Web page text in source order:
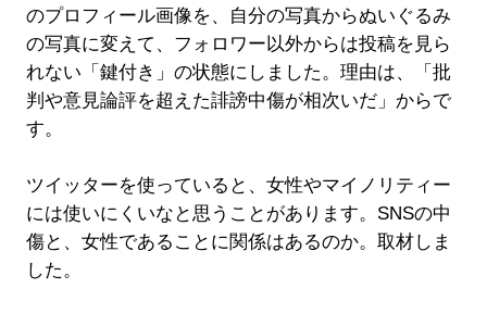
のプロフィール画像を、自分の写真からぬいぐるみ
の写真に変えて、フォロワー以外からは投稿を見ら
れない「鍵付き」の状態にしました。理由は、「批
判や意見論評を超えた誹謗中傷が相次いだ」からで
す。
ツイッターを使っていると、女性やマイノリティー
には使いにくいなと思うことがあります。SNSの中
傷と、女性であることに関係はあるのか。取材しま
した。